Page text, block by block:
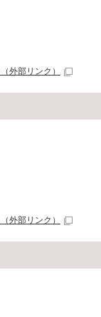
（外部リンク）
（外部リンク）